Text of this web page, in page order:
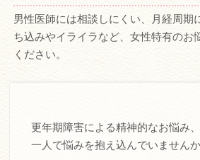
千日前線｢桜川駅」
近鉄「大和八木」駅北
男性医師には相談しにくい、月経周期
ち込みやイライラなど、女性特有のお
ください。
更年期障害による精神的なお悩み
一人で悩みを抱え込んでいません